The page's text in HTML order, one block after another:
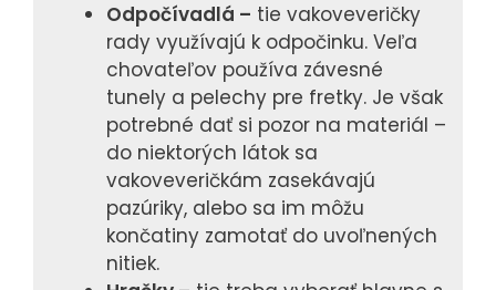
Odpočívadlá – tie vakoveveričky
rady využívajú k odpočinku. Veľa
chovateľov používa závesné
tunely a pelechy pre fretky. Je však
potrebné dať si pozor na materiál –
do niektorých látok sa
vakoveveričkám zasekávajú
pazúriky, alebo sa im môžu
končatiny zamotať do uvoľnených
nitiek.